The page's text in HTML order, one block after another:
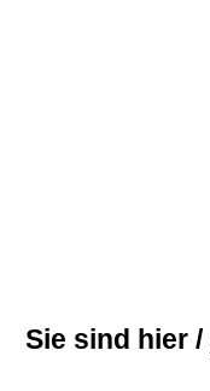
Sie sind hier /